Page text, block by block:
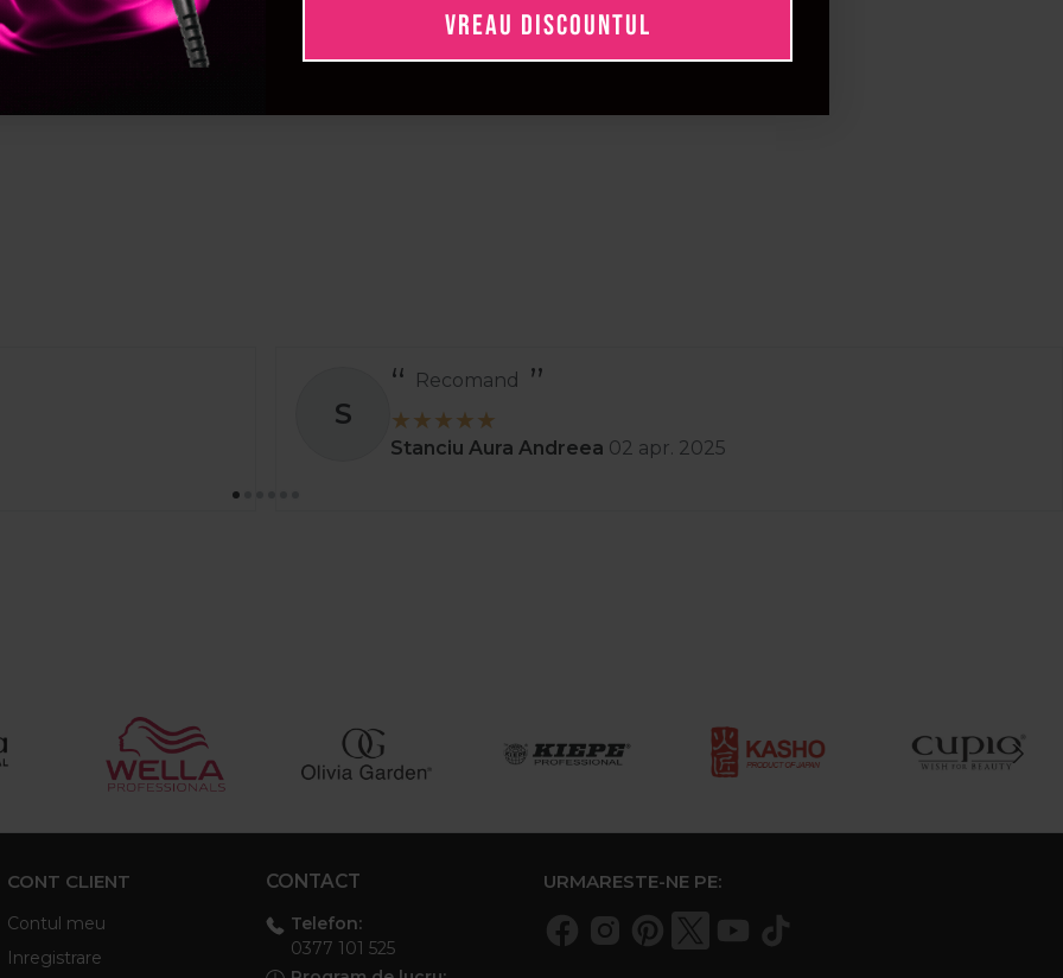
S
Recomand
Stanciu Aura Andreea 02 apr. 2025
CONT CLIENT
Contul meu
Inregistrare
CONTACT
Telefon:
0377 101 525
URMARESTE-NE PE:
VREAU DISCOUNTUL